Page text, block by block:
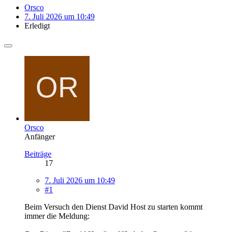
Orsco
7. Juli 2026 um 10:49
Erledigt
Orsco
Anfänger
Beiträge
17
7. Juli 2026 um 10:49
#1
Beim Versuch den Dienst David Host zu starten kommt
immer die Meldung: